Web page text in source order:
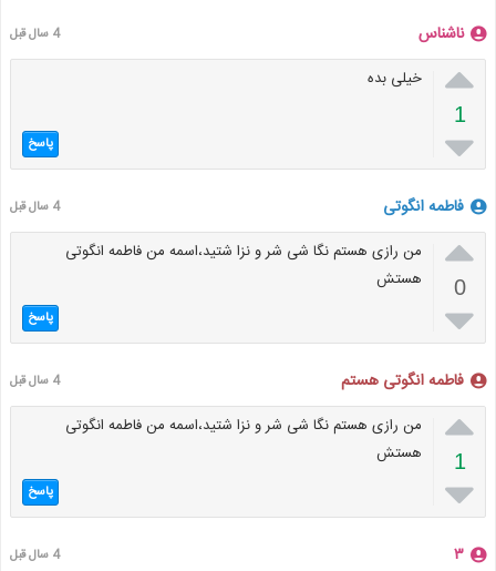
ناشناس 4 سال قبل

1

خیلی بده
پاسخ
فاطمه انگوتی 4 سال قبل

0

من رازی هستم نگا شی شر و نزا شتید،اسمه من فاطمه انگوتی
هستش
پاسخ
فاطمه انگوتی هستم 4 سال قبل

1

من رازی هستم نگا شی شر و نزا شتید،اسمه من فاطمه انگوتی
هستش
پاسخ
۳ 4 سال قبل